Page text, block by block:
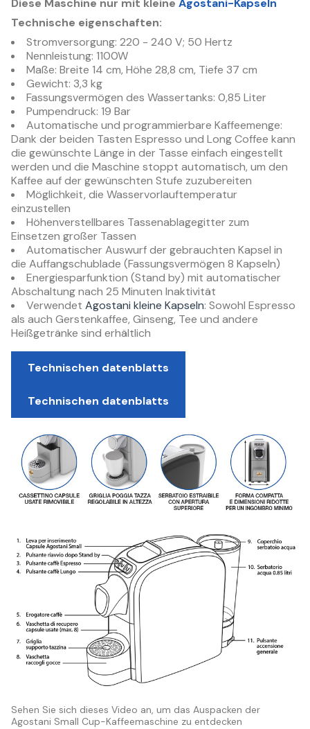
Diese Maschine nur mit kleine Agostani-Kapseln
Technische eigenschaften:
Stromversorgung: 220 - 240 V; 50 Hertz
Nennleistung: 1100W
Maße: Breite 14 cm, Höhe 28,8 cm, Tiefe 37 cm
Gewicht: 3,3 kg
Fassungsvermögen des Wassertanks: 0,85 Liter
Pumpendruck: 19 Bar
Automatische und programmierbare Kaffeemenge:
Dank der beiden Tasten Espresso und Long Coffee kann
die gewünschte Länge in der Tasse einfach eingestellt
werden und die Maschine stoppt automatisch, um den
Kaffee auf der gewünschten Stufe zuzubereiten
Möglichkeit, die Wasservorlauftemperatur
einzustellen
Höhenverstellbares Tassenablagegitter zum
Einsetzen großer Tassen
Automatischer Auswurf der gebrauchten Kapsel in
die Auffangschublade (Fassungsvermögen 8 Kapseln)
Energiesparfunktion (Stand by) mit automatischer
Abschaltung nach 25 Minuten Inaktivität
Verwendet Agostani kleine Kapseln: Sowohl Espresso
als auch Gerstenkaffee, Ginseng, Tee und andere
Heißgetränke sind erhältlich
Technischen datenblatts
Technischen datenblatts
Sehen Sie sich dieses Video an, um das Auspacken der
Agostani Small Cup-Kaffeemaschine zu entdecken